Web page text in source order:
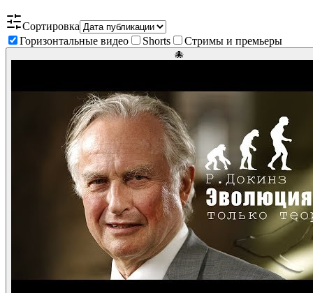
Сортировка
Горизонтальные видео
Shorts Стримы и премьеры
🐙